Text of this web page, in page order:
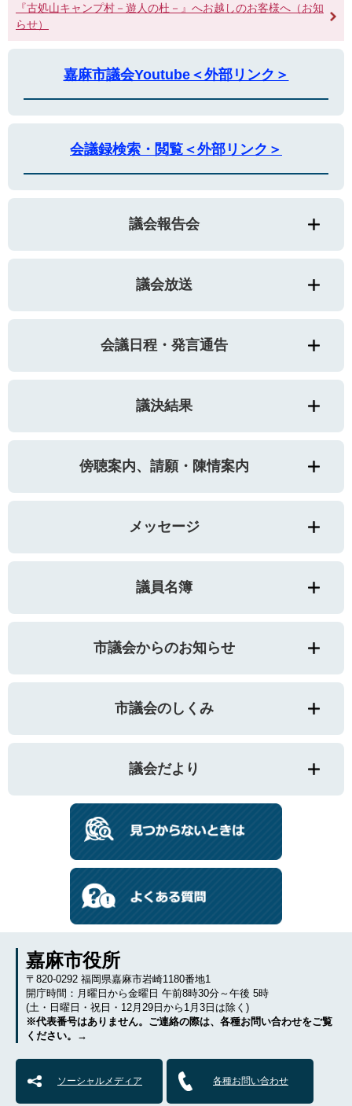
『古処山キャンプ村－遊人の杜－』へお越しのお客様へ（お知
らせ）
嘉麻市議会Youtube＜外部リンク＞
会議録検索・閲覧＜外部リンク＞
議会報告会
議会放送
会議日程・発言通告
議決結果
傍聴案内、請願・陳情案内
メッセージ
議員名簿
市議会からのお知らせ
市議会のしくみ
議会だより
嘉麻市役所
〒820-0292 福岡県嘉麻市岩崎1180番地1
開庁時間：月曜日から金曜日 午前8時30分～午後 5時
(土・日曜日・祝日・12月29日から1月3日は除く)
※代表番号はありません。ご連絡の際は、各種お問い合わせをご覧
ください。→
ソーシャルメディア 各種お問い合わせ